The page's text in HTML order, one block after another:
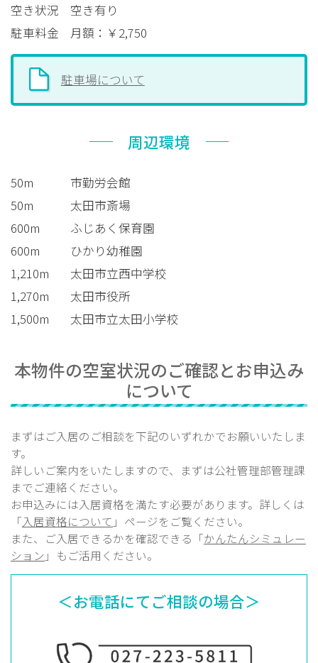
空き状況
空き有り
駐車料金
月額：￥2,750
駐車場について
周辺環境
50m
市勤労会館
50m
太田市斎場
600m
ふじあく保育園
600m
ひかり幼稚園
1,210m
太田市立西中学校
1,270m
太田市役所
1,500m
太田市立太田小学校
本物件の空室状況のご確認とお申込み
について
まずはご入居のご相談を下記のいずれかでお願いいたしま
す。
詳しいご案内をいたしますので、まずは公社管理部管理課
までご連絡ください。
お申込みには入居資格を満たす必要があります。詳しくは
「入居資格について 」ページをご覧ください。
また、ご入居できるかを確認できる「かんたんシミュレー
ション 」もご活用ください。
＜お電話にてご相談の場合＞